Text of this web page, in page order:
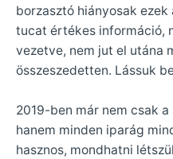
borzasztó hiányosak
tucat értékes információ,
vezetve, nem jut el utána
összeszedetten. Lássuk
2019-ben már nem csak
hanem minden iparág
hasznos, mondhatni